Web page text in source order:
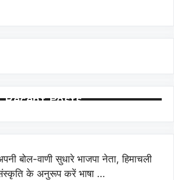
Recent Posts
बोल-वाणी सुधारे भाजपा नेता, हिमाचली
के अनुरूप करें भाषा …